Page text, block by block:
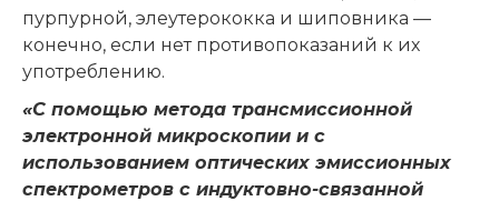
пурпурной, элеутерококка и шиповника —
конечно, если нет противопоказаний к их
употреблению.
«С помощью метода трансмиссионной
электронной микроскопии и с
использованием оптических эмиссионных
спектрометров с индуктовно-связанной